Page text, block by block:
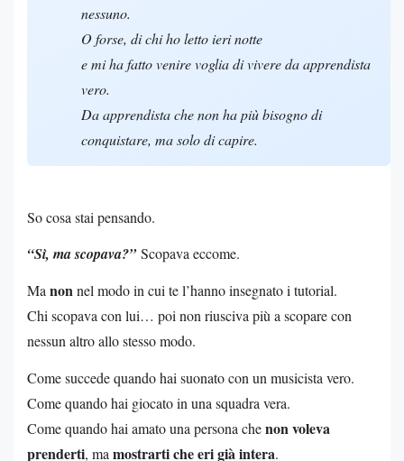
nessuno.
O forse, di chi ho letto ieri notte
e mi ha fatto venire voglia di vivere da apprendista
vero.
Da apprendista che non ha più bisogno di
conquistare, ma solo di capire.
So cosa stai pensando.
“Sì, ma scopava?”Scopava eccome.
Manonnel modo in cui te l’hanno insegnato i tutorial.
Chi scopava con lui… poi non riusciva più a scopare con
nessun altro allo stesso modo.
Come succede quando hai suonato con un musicista vero.
Come quando hai giocato in una squadra vera.
Come quando hai amato una persona chenon voleva
prenderti, ma mostrarti che eri già intera.